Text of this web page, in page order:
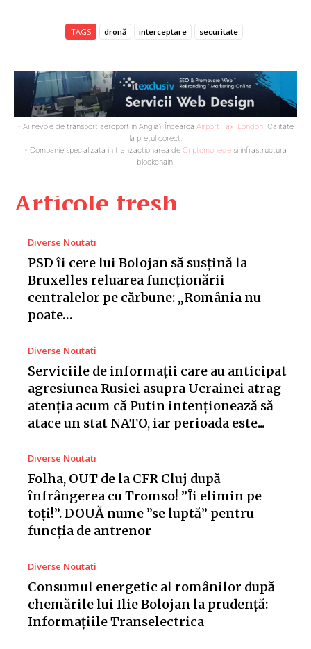
Articole fresh
Diverse Noutati
PSD îi cere lui Bolojan să susțină la
Bruxelles reluarea funcționării
centralelor pe cărbune: „România nu
poate…
Diverse Noutati
Serviciile de informații care au anticipat
agresiunea Rusiei asupra Ucrainei atrag
atenția acum că Putin intenționează să
atace un stat NATO, iar perioada este...
Diverse Noutati
Folha, OUT de la CFR Cluj după
înfrângerea cu Tromso! ”Îi elimin pe
toți!”. DOUĂ nume ”se luptă” pentru
funcția de antrenor
Diverse Noutati
Consumul energetic al românilor după
chemările lui Ilie Bolojan la prudență:
Informațiile Transelectrica
TAGS dronă interceptare securitate
- Ai nevoie de transport aeroport in Anglia? Încearcă Airport Taxi London. Calitate
la prețul corect.
- Companie specializata in tranzactionarea de Criptomonede si infrastructura
blockchain.